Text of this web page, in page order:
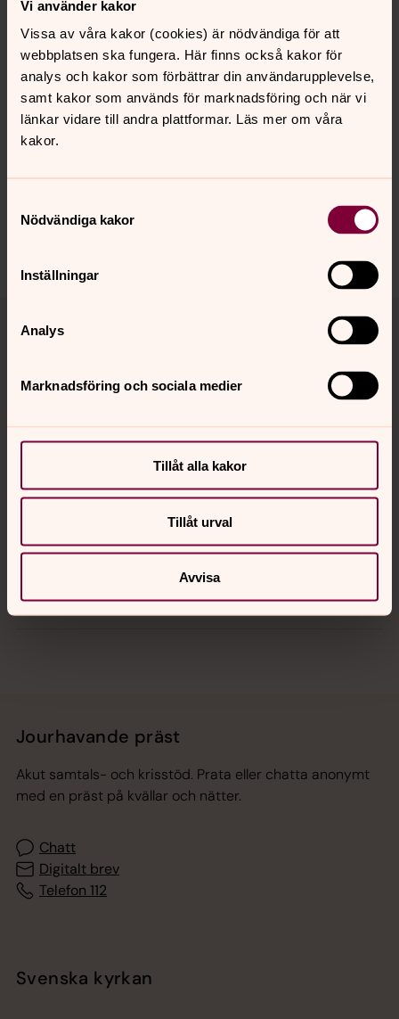
Vi använder kakor
Vissa av våra kakor (cookies) är nödvändiga för att
webbplatsen ska fungera. Här finns också kakor för
analys och kakor som förbättrar din användarupplevelse,
samt kakor som används för marknadsföring och när vi
länkar vidare till andra plattformar. Läs mer om våra
kakor.
Nödvändiga kakor
Inställningar
Analys
Marknadsföring och sociala medier
Tillåt alla kakor
Tillåt urval
Avvisa
engagemang. Men så fick hon en fråga hon inte ville säga
nej till... Klicka på bilden för att läsa hela artikeln!
Senast ändrad 20 november 2024
Synpunkter eller frågor på sidans
vislanda.pastorat@svenskakyrkan.se
Dela
Kontakt
Sociala kanaler
Jourhavande präst
Akut samtals- och krisstöd. Prata eller chatta anonymt
med en präst på kvällar och nätter.
Chatt
Digitalt brev
Telefon 112
Svenska kyrkan